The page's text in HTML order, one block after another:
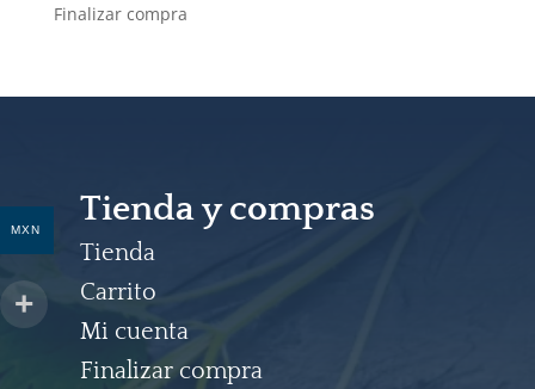
Finalizar compra
Tienda y compras
Tienda
Carrito
Mi cuenta
Finalizar compra
MXN